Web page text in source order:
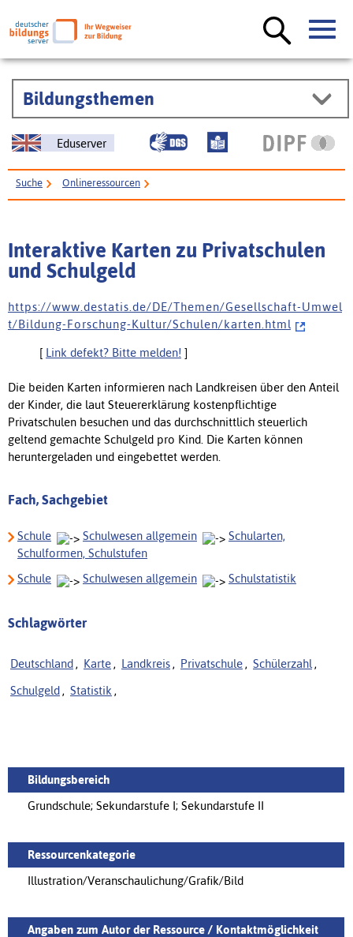
Bildungsthemen
Eduserver
Suche Onlineressourcen
Interaktive Karten zu Privatschulen
und Schulgeld
h t t p s : / / w w w . d e s t a t i s . d e / D E / T h e m e n / G e s e l l s c h a f t - U m w e l
t / B i l d u n g - F o r s c h u n g - K u l t u r / S c h u l e n / k a r t e n . h t m l
[ Link defekt? Bitte melden! ]
Die beiden Karten informieren nach Landkreisen über den Anteil
der Kinder, die laut Steuererklärung kostenpflichtige
Privatschulen besuchen und das durchschnittlich steuerlich
geltend gemachte Schulgeld pro Kind. Die Karten können
heruntergeladen und eingebettet werden.
Fach, Sachgebiet
Schule Schulwesen allgemein
Schularten,
Schulformen, Schulstufen
Schule
Schulwesen allgemein Schulstatistik
Schlagwörter
Deutschland , Karte , Landkreis , Privatschule , Schülerzahl ,
Schulgeld , Statistik ,
Bildungsbereich
Grundschule; Sekundarstufe I; Sekundarstufe II
Ressourcenkategorie
Illustration/Veranschaulichung/Grafik/Bild
Angaben zum Autor der Ressource / Kontaktmöglichkeit